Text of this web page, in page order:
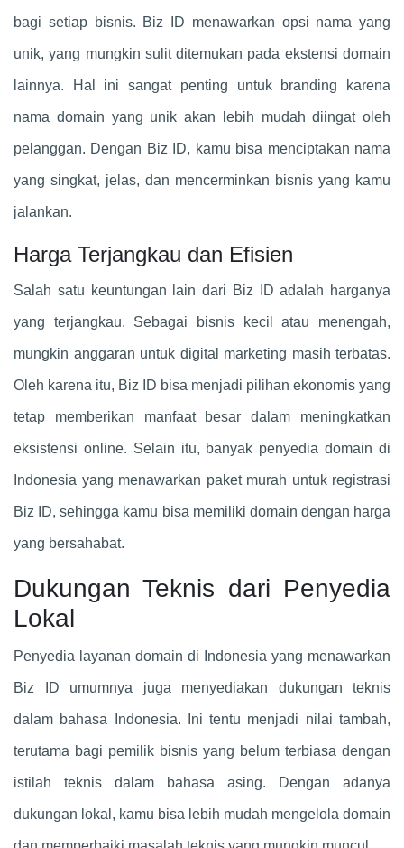
bagi setiap bisnis. Biz ID menawarkan opsi nama yang
unik, yang mungkin sulit ditemukan pada ekstensi domain
lainnya. Hal ini sangat penting untuk branding karena
nama domain yang unik akan lebih mudah diingat oleh
pelanggan. Dengan Biz ID, kamu bisa menciptakan nama
yang singkat, jelas, dan mencerminkan bisnis yang kamu
jalankan.
Harga Terjangkau dan Efisien
Salah satu keuntungan lain dari Biz ID adalah harganya
yang terjangkau. Sebagai bisnis kecil atau menengah,
mungkin anggaran untuk digital marketing masih terbatas.
Oleh karena itu, Biz ID bisa menjadi pilihan ekonomis yang
tetap memberikan manfaat besar dalam meningkatkan
eksistensi online. Selain itu, banyak penyedia domain di
Indonesia yang menawarkan paket murah untuk registrasi
Biz ID, sehingga kamu bisa memiliki domain dengan harga
yang bersahabat.
Dukungan Teknis dari Penyedia
Lokal
Penyedia layanan domain di Indonesia yang menawarkan
Biz ID umumnya juga menyediakan dukungan teknis
dalam bahasa Indonesia. Ini tentu menjadi nilai tambah,
terutama bagi pemilik bisnis yang belum terbiasa dengan
istilah teknis dalam bahasa asing. Dengan adanya
dukungan lokal, kamu bisa lebih mudah mengelola domain